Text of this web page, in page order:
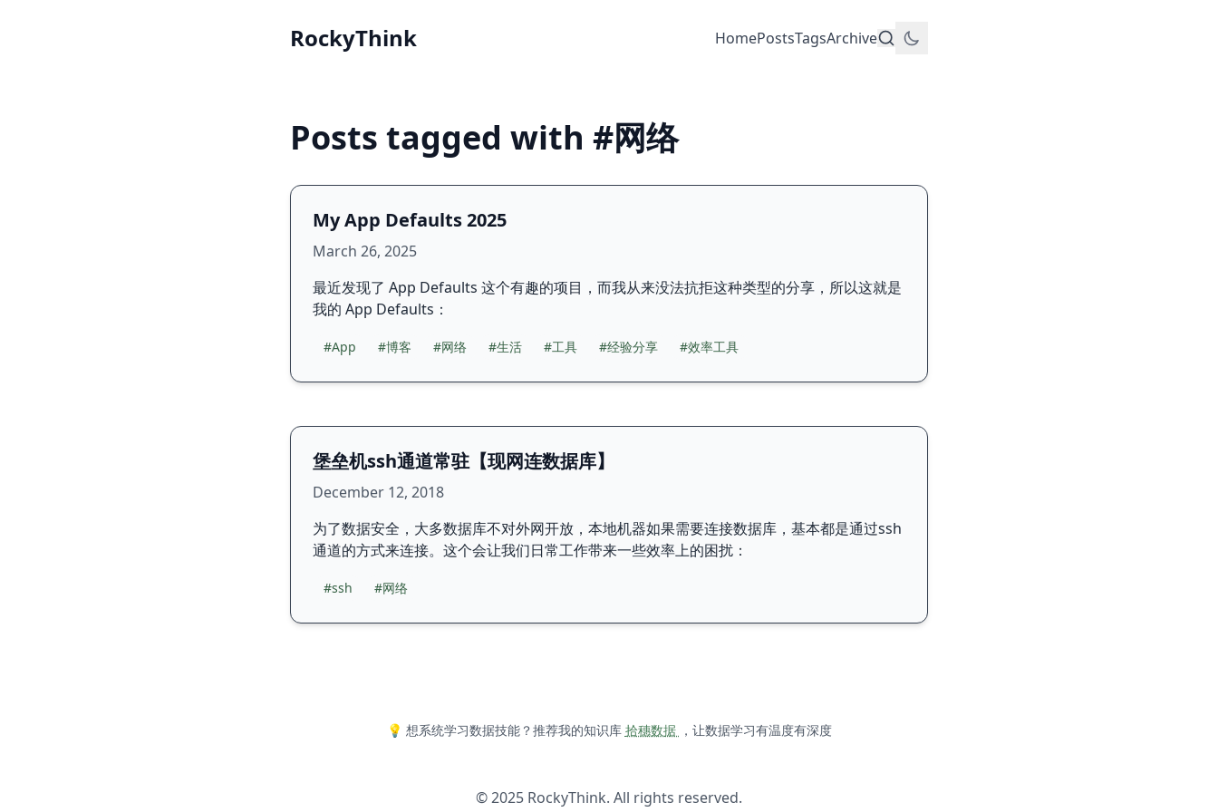
RockyThink HomePostsTagsArchive
Posts tagged with #网络
My App Defaults 2025
March 26, 2025
最近发现了 App Defaults 这个有趣的项目，而我从来没法抗拒这种类型的分享，所以这就是
我的 App Defaults：
#App #博客 #网络 #生活 #工具 #经验分享 #效率工具
堡垒机ssh通道常驻【现网连数据库】
December 12, 2018
为了数据安全，大多数据库不对外网开放，本地机器如果需要连接数据库，基本都是通过ssh
通道的方式来连接。这个会让我们日常工作带来一些效率上的困扰：
#ssh #网络
💡 想系统学习数据技能？推荐我的知识库 拾穗数据 ，让数据学习有温度有深度
© 2025 RockyThink. All rights reserved.